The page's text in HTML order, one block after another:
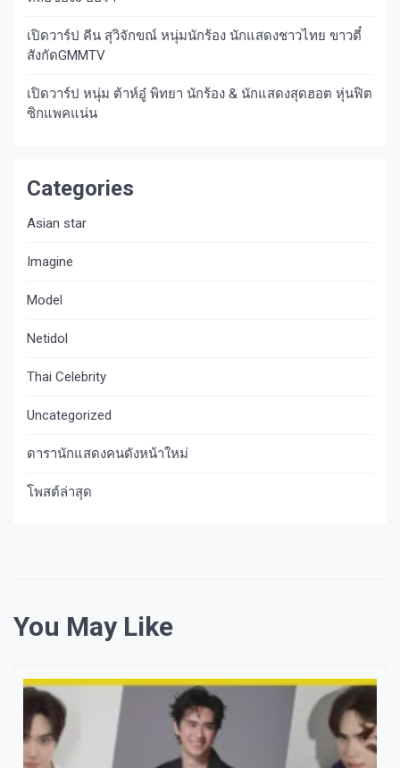
เปิดวาร์ป คีน สุวิจักขณ์ หนุ่มนักร้อง นักแสดงชาวไทย ขาวตี๋
สังกัดGMMTV
เปิดวาร์ป หนุ่ม ต้าห์อู๋ พิทยา นักร้อง & นักแสดงสุดฮอต หุ่นฟิต
ซิกแพคแน่น
Categories
Asian star
Imagine​
Model
Netidol
Thai Celebrity
Uncategorized
ดารานักแสดงคนดังหน้าใหม่
โพสต์ล่าสุด
You May Like